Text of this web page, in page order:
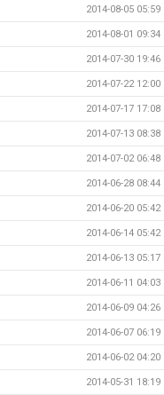
2014-08-05 05:59
2014-08-01 09:34
2014-07-30 19:46
2014-07-22 12:00
2014-07-17 17:08
2014-07-13 08:38
2014-07-02 06:48
2014-06-28 08:44
2014-06-20 05:42
2014-06-14 05:42
2014-06-13 05:17
2014-06-11 04:03
2014-06-09 04:26
2014-06-07 06:19
2014-06-02 04:20
2014-05-31 18:19